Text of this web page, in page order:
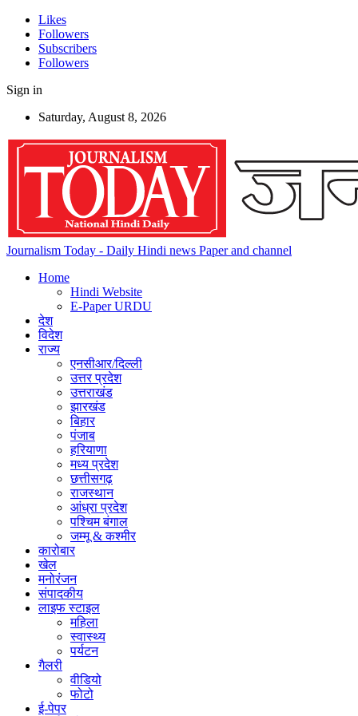
Likes
Followers
Subscribers
Followers
Sign in
Saturday, August 8, 2026
Journalism Today - Daily Hindi news Paper and channel
Home
Hindi Website
E-Paper URDU
देश
विदेश
राज्य
एनसीआर/दिल्ली
उत्तर प्रदेश
उत्तराखंड
झारखंड
बिहार
पंजाब
हरियाणा
मध्य प्रदेश
छत्तीसगढ़
राजस्थान
आंध्रा प्रदेश
पश्चिम बंगाल
जम्मू & कश्मीर
कारोबार
खेल
मनोरंजन
संपादकीय
लाइफ स्टाइल
महिला
स्वास्थ्य
पर्यटन
गैलरी
वीडियो
फोटो
ई-पेपर